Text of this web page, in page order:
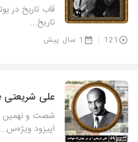
قاب تاریخ در
تاریخ...
121 1 سال پیش
علی شریعتی
شصت و نهمین
اپیزود ویژه‌س...